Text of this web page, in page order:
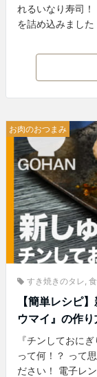
れるいなり寿司
を詰め込みまし
お肉のおつまみ
すき焼きのタレ
【簡単レシピ
ウマイ』の作り
『チンしておに
って何！？ って
ださい！ 電子レ